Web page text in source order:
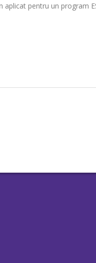
pentru un program